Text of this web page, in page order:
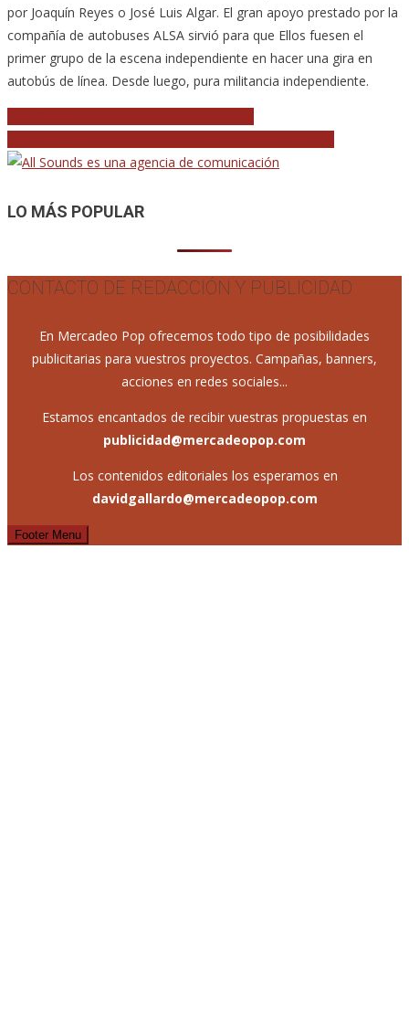
por Joaquín Reyes o José Luis Algar. El gran apoyo prestado por la
compañía de autobuses ALSA sirvió para que Ellos fuesen el
primer grupo de la escena independiente en hacer una gira en
autobús de línea. Desde luego, pura militancia independiente.
de
entradas
LO MÁS POPULAR
CONTACTO DE REDACCIÓN Y PUBLICIDAD
En Mercadeo Pop ofrecemos todo tipo de posibilidades
publicitarias para vuestros proyectos. Campañas, banners,
acciones en redes sociales...
Estamos encantados de recibir vuestras propuestas en
publicidad@mercadeopop.com
Los contenidos editoriales los esperamos en
davidgallardo@mercadeopop.com
Footer Menu